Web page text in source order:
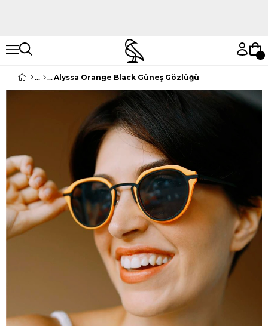
Alyssa Orange Black Güneş Gözlüğü